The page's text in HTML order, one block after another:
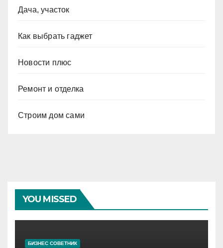
Дача, участок
Как выбрать гаджет
Новости плюс
Ремонт и отделка
Строим дом сами
YOU MISSED
БИЗНЕС СОВЕТНИК